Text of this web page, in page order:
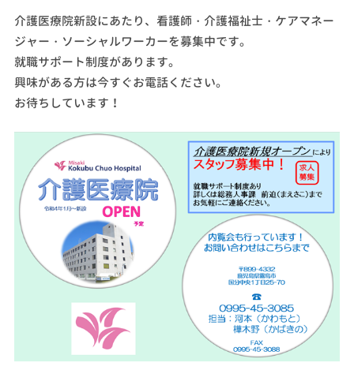
介護医療院新設にあたり、看護師・介護福祉士・ケアマネー
ジャー・ソーシャルワーカーを募集中です。
就職サポート制度があります。
興味がある方は今すぐお電話ください。
お待ちしています！